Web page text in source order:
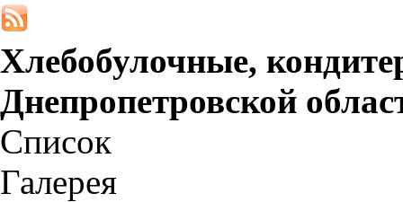
Хлебобулочные,
Днепропетровской
Список
Галерея